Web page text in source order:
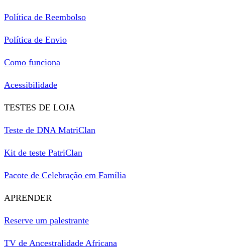
Política de Reembolso
Política de Envio
Como funciona
Acessibilidade
TESTES DE LOJA
Teste de DNA MatriClan
Kit de teste PatriClan
Pacote de Celebração em Família
APRENDER
Reserve um palestrante
TV de Ancestralidade Africana